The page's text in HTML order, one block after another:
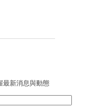
最新消息與動態